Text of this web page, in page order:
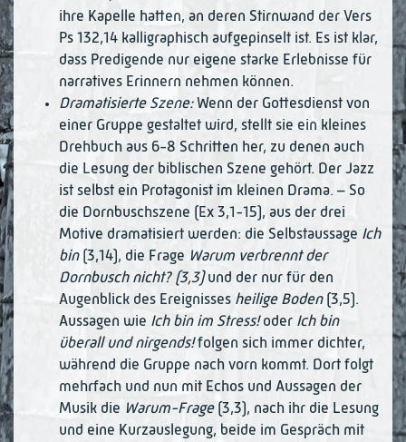
ihre Kapelle hatten, an deren Stirnwand der Vers
Ps 132,14 kalligra­phisch aufgepinselt ist. Es ist klar,
dass Predigende nur eigene starke Erlebnisse für
narratives Erinnern nehmen können.
Dramatisierte Szene:Wenn der Gottesdienst von
einer Gruppe gestaltet wird, stellt sie ein kleines
Drehbuch aus 6-8 Schritten her, zu denen auch
die Lesung der bi­bli­­schen Szene gehört. Der Jazz
ist selbst ein Protagonist im kleinen Drama. – So
die Dornbuschszene (Ex 3,1-15), aus der drei
Motive dramatisiert werden: die Selbst­aussage Ich
bin(3,14), die Frage Warum verbrennt der
Dornbusch nicht? (3,3)und der nur für den
Augenblick des Ereignisses heilige Boden (3,5).
Aussa­gen wie Ich bin im Stress!oder Ich bin
überall und nirgends!folgen sich immer dichter,
während die Gruppe nach vorn kommt. Dort folgt
mehrfach und nun mit Echos und Aussagen der
Musik die Warum-Frage(3,3), nach ihr die Lesung
und eine Kurzauslegung, beide im Gespräch mit